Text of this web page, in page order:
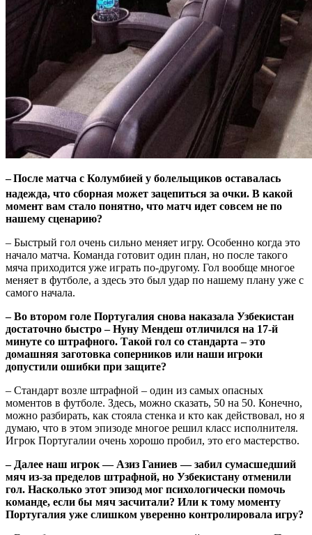
–После матча с Колумбией у болельщиков оставалась
надежда, что сборная может зацепиться за очки. В какой
момент вам стало понятно, что матч идет совсем не по
нашему сценарию?
– Быстрый гол очень сильно меняет игру. Особенно когда это
начало матча. Команда готовит один план, но после такого
мяча приходится уже играть по-другому. Гол вообще многое
меняет в футболе, а здесь это был удар по нашему плану уже с
самого начала.
– Во втором голе Португалия снова наказала Узбекистан
достаточно быстро – Нуну Мендеш отличился на 17-й
минуте со штрафного. Такой гол со стандарта – это
домашняя заготовка соперников или наши игроки
допустили ошибки при защите?
– Стандарт возле штрафной – один из самых опасных
моментов в футболе. Здесь, можно сказать, 50 на 50. Конечно,
можно разбирать, как стояла стенка и кто как действовал, но я
думаю, что в этом эпизоде многое решил класс исполнителя.
Игрок Португалии очень хорошо пробил, это его мастерство.
– Далее наш игрок — Азиз Ганиев — забил сумасшедший
мяч из-за пределов штрафной, но Узбекистану отменили
гол. Насколько этот эпизод мог психологически помочь
команде, если бы мяч засчитали? Или к тому моменту
Португалия уже слишком уверенно контролировала игру?